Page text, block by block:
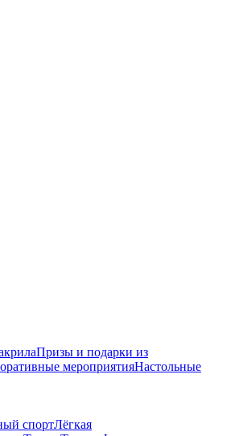
Призы и подарки из
мероприятияНастольные
спортЛёгкая